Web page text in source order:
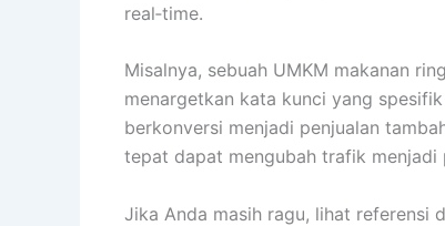
real‑time.
Misalnya, sebuah UMKM makanan
menargetkan kata kunci yang
berkonversi menjadi penjualan
tepat dapat mengubah trafik menjadi
Jika Anda masih ragu, lihat referensi